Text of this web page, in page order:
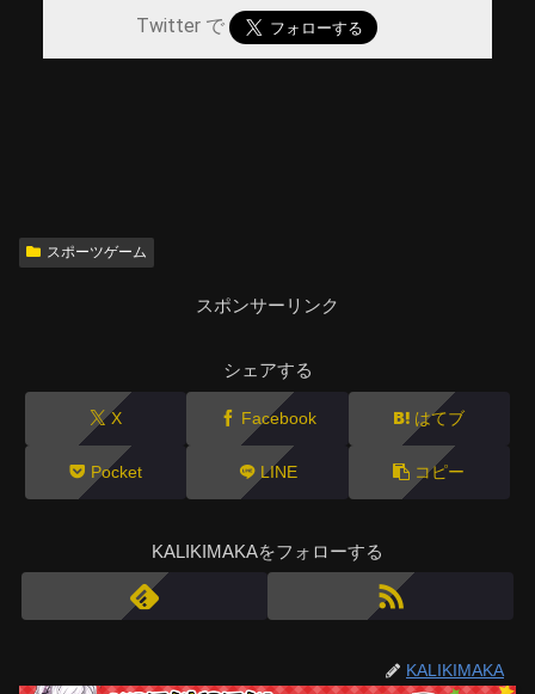
Twitter で
スポーツゲーム
スポンサーリンク
シェアする
X Facebook はてブ
Pocket LINE コピー
KALIKIMAKAをフォローする
KALIKIMAKA